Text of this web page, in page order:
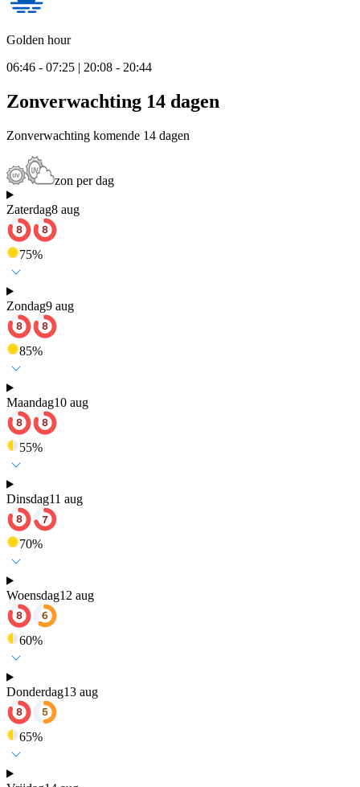
Golden hour
06:46 - 07:25 | 20:08 - 20:44
Zonverwachting 14 dagen
Zonverwachting komende 14 dagen
zon per dag
Zaterdag8 aug
75%
Zondag9 aug
85%
Maandag10 aug
55%
Dinsdag11 aug
70%
Woensdag12 aug
60%
Donderdag13 aug
65%